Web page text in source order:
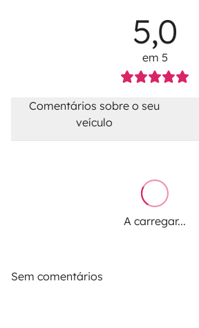
5,0
em 5
Comentários sobre o seu
veículo
A carregar...
Sem comentários